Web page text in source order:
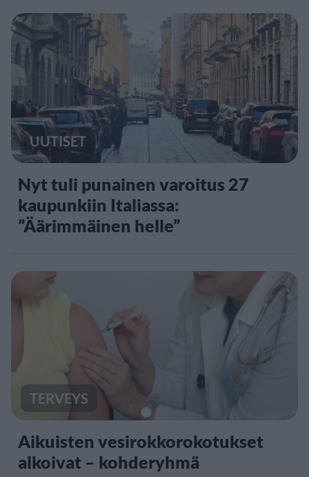
UUTISET
Nyt tuli punainen varoitus 27
kaupunkiin Italiassa:
”Äärimmäinen helle”
TERVEYS
Aikuisten vesirokkorokotukset
alkoivat – kohderyhmä